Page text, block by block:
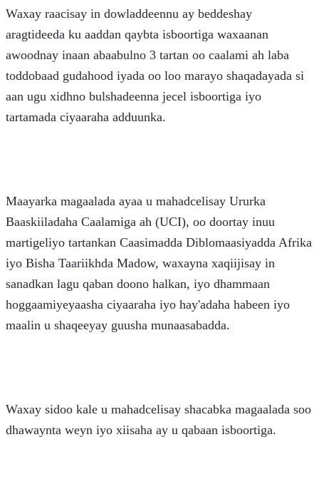
Waxay raacisay in dowladdeennu ay beddeshay
aragtideeda ku aaddan qaybta isboortiga waxaanan
awoodnay inaan abaabulno 3 tartan oo caalami ah laba
toddobaad gudahood iyada oo loo marayo shaqadayada si
aan ugu xidhno bulshadeenna jecel isboortiga iyo
tartamada ciyaaraha adduunka.
Maayarka magaalada ayaa u mahadcelisay Ururka
Baaskiiladaha Caalamiga ah (UCI), oo doortay inuu
martigeliyo tartankan Caasimadda Diblomaasiyadda Afrika
iyo Bisha Taariikhda Madow, waxayna xaqiijisay in
sanadkan lagu qaban doono halkan, iyo dhammaan
hoggaamiyeyaasha ciyaaraha iyo hay'adaha habeen iyo
maalin u shaqeeyay guusha munaasabadda.
Waxay sidoo kale u mahadcelisay shacabka magaalada soo
dhawaynta weyn iyo xiisaha ay u qabaan isboortiga.